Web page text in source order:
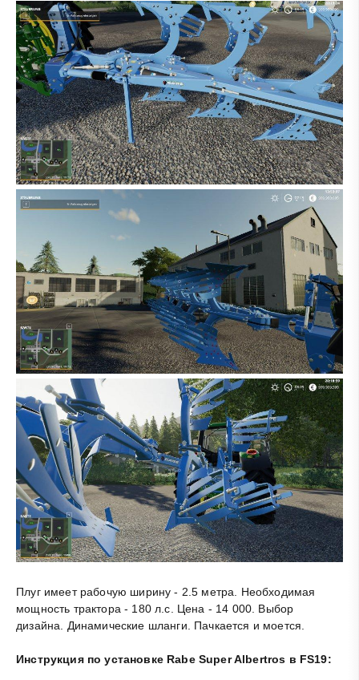
Плуг имеет рабочую ширину - 2.5 метра. Необходимая
мощность трактора - 180 л.с. Цена - 14 000. Выбор
дизайна. Динамические шланги. Пачкается и моется.
Инструкция по установке Rabe Super Albertros в FS19: